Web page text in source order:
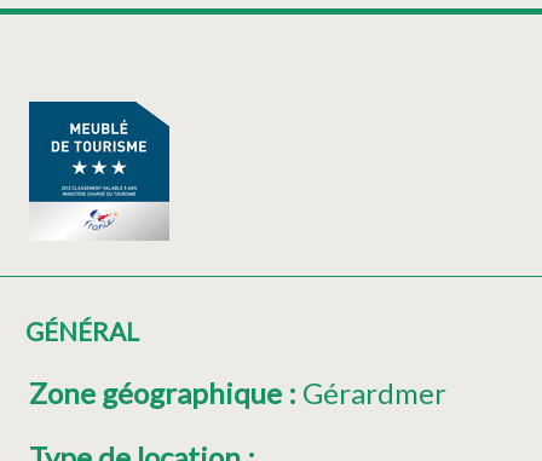
GÉNÉRAL
Zone géographique : Gérardmer